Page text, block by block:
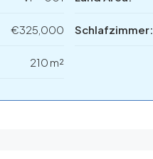
€325,000
210 m²
Schlafzimmer: